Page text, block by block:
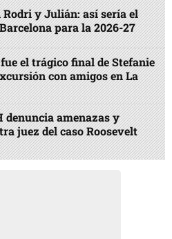
Rodri y Julián: así sería el
para la 2026-27
el trágico final de Stefanie
con amigos en La
denuncia amenazas y
juez del caso Roosevelt